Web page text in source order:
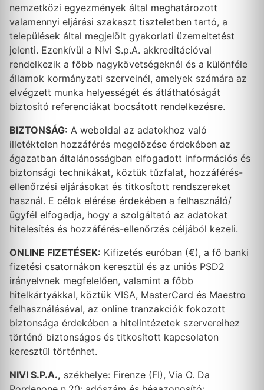
nemzetközi egyezmények által meghatározott
valamennyi eljárási szakaszt tiszteletben tartó, a
települések által megjelölt gyakorlati üzemeltetést
jelenti. Ezenkívül a Nivi S.p.A. akkreditációval
rendelkezik a főbb nagykövetségeknél és a különféle
államok kormányzati szerveinél, amelyek számára az
elvégzett munka helyességét és átláthatóságát
biztosító referenciákat bocsátott rendelkezésre.
BIZTONSÁG: A weboldal az adatokhoz való
illetéktelen hozzáférés megelőzése érdekében az
ágazatban általánosságban elfogadott információs és
biztonsági technikákat, köztük tűzfalat, hozzáférés-
ellenőrzési eljárásokat és titkosított rendszereket
használ. E célok elérése érdekében a felhasználó/
ügyfél elfogadja, hogy a szolgáltató az adatokat
hitelesítés és hozzáférés-ellenőrzés céljából kezeli.
ONLINE FIZETÉSEK: Kifizetés euróban (€), a fő banki
fizetési csatornákon keresztül és az uniós PSD2
irányelvnek megfelelően, valamint a főbb
hitelkártyákkal, köztük VISA, MasterCard és Maestro
felhasználásával, az online tranzakciók fokozott
biztonsága érdekében a hitelintézetek szervereihez
történő biztonságos és titkosított kapcsolaton
keresztül történhet.
NIVI S.P.A., székhelye: Firenze (FI), Via O. Da